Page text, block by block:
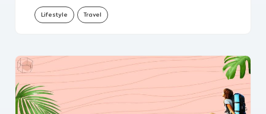
Lifestyle Travel